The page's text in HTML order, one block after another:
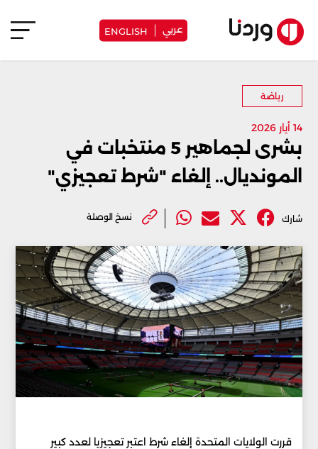
عربي ENGLISH
رياضة
14 أيار 2026
بشرى لجماهير 5 منتخبات في
المونديال.. إلغاء "شرط تعجيزي"
شارك نسخ الوصلة
قررت الولايات المتحدة إلغاء شرط اعتبر تعجيزيا لعدد كبير